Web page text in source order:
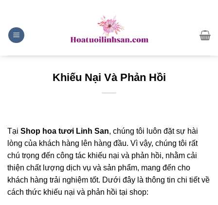
content
Khiếu Nại Và Phản Hồi
Tại Shop hoa tươi Linh San, chúng tôi luôn đặt sự hài
lòng của khách hàng lên hàng đầu. Vì vậy, chúng tôi rất
chú trọng đến công tác khiếu nại và phản hồi, nhằm cải
thiện chất lượng dịch vụ và sản phẩm, mang đến cho
khách hàng trải nghiệm tốt. Dưới đây là thông tin chi tiết về
cách thức khiếu nại và phản hồi tại shop: